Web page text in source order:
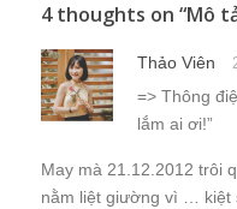
4 thoughts on “Mô
Thảo Viên
=> Thông
lắm ai ơi!”
May mà 21.12.2012 trôi
nằm liệt giường vì … kiệt